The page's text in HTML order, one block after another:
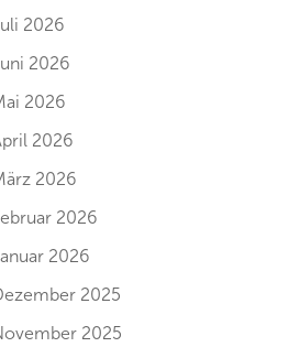
2026
2026
2026
2026
2026
2026
2026
2025
2025